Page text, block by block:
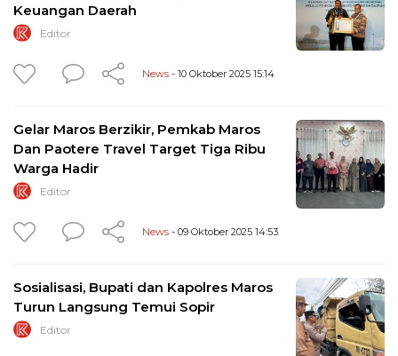
Keuangan Daerah
Editor
News - 10 Oktober 2025 15:14
Gelar Maros Berzikir, Pemkab Maros
Dan Paotere Travel Target Tiga Ribu
Warga Hadir
Editor
News - 09 Oktober 2025 14:53
Sosialisasi, Bupati dan Kapolres Maros
Turun Langsung Temui Sopir
Editor